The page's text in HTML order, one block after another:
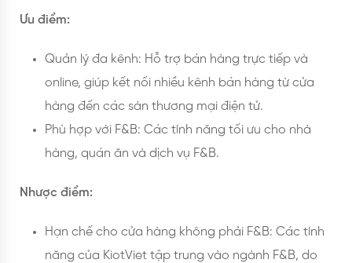
Ưu điểm:
Quản lý đa kênh: Hỗ trợ bán hàng trực tiếp và
online, giúp kết nối nhiều kênh bán hàng từ cửa
hàng đến các sàn thương mại điện tử.
Phù hợp với F&B: Các tính năng tối ưu cho nhà
hàng, quán ăn và dịch vụ F&B.
Nhược điểm:
Hạn chế cho cửa hàng không phải F&B: Các tính
năng của KiotViet tập trung vào ngành F&B, do